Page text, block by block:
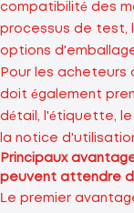
compatibilité des
processus de test,
options
Pour les acheteurs
doit également
détail, l'étiquette,
la notice
Principaux
peuvent attendre
Le premier